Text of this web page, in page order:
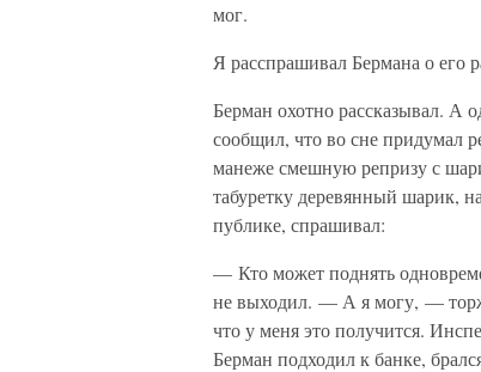
мог.
Я расспрашивал Бермана о его
Берман охотно рассказывал.
сообщил, что во сне придумал
манеже смешную репризу с
табуретку деревянный шарик,
публике, спрашивал:
— Кто может поднять
не выходил. — А я могу, —
что у меня это получится.
Берман подходил к банке,